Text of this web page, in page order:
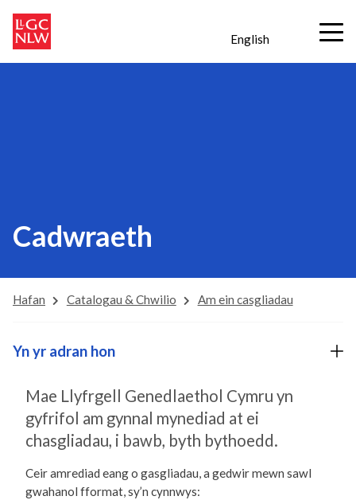
English
Cadwraeth
Hafan Catalogau & Chwilio Am ein casgliadau
Mae Llyfrgell Genedlaethol Cymru yn
gyfrifol am gynnal mynediad at ei
chasgliadau, i bawb, byth bythoedd.
Ceir amrediad eang o gasgliadau, a gedwir mewn sawl
gwahanol fformat, sy’n cynnwys:
Yn yr adran hon